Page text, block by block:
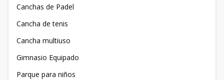
Canchas de Padel
Cancha de tenis
Cancha multiuso
Gimnasio Equipado
Parque para niños